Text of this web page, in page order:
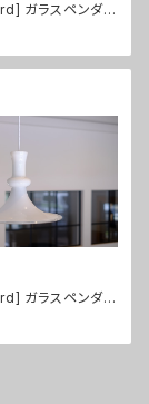
ガラスペンダン
XL size
ガラスペンダン